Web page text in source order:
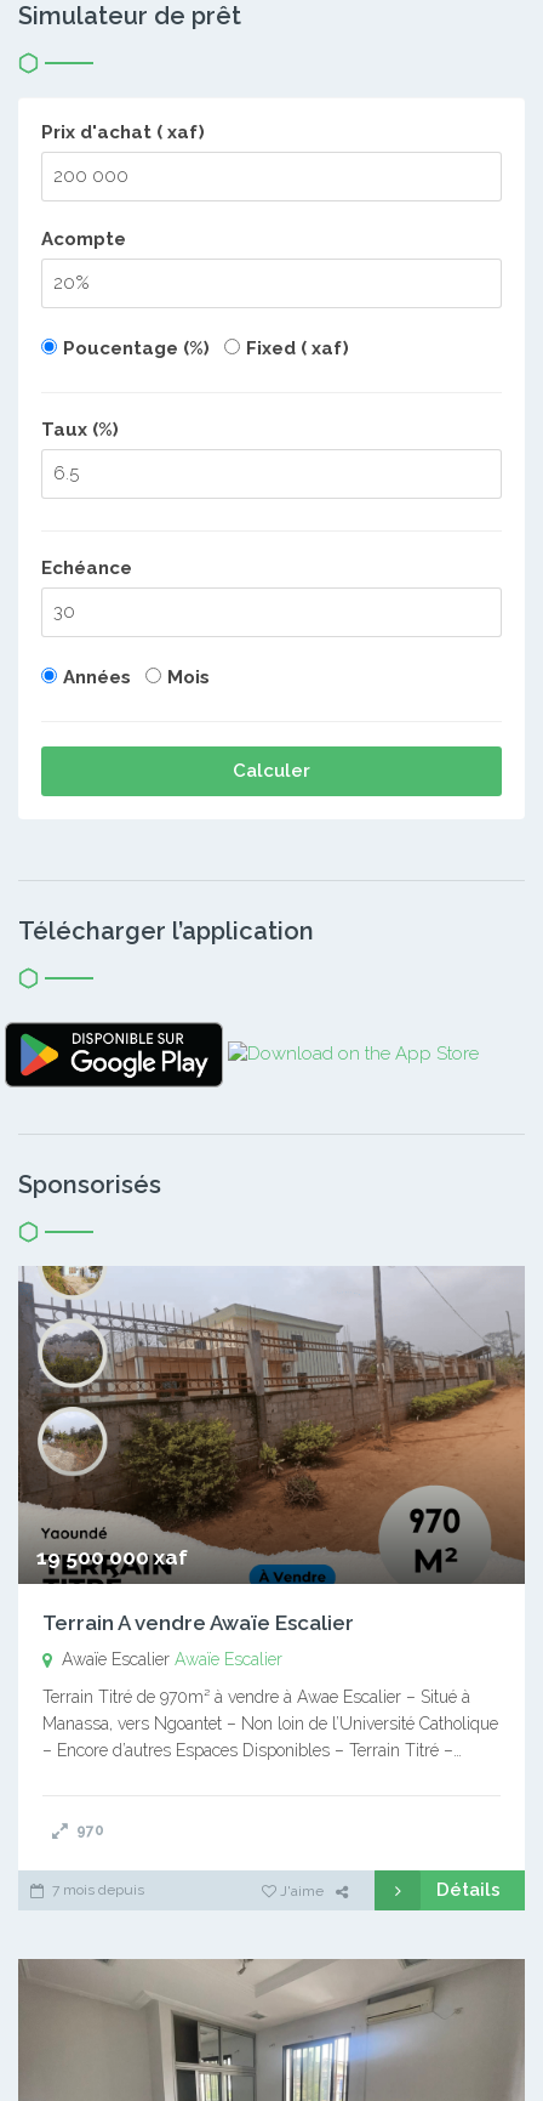
Simulateur de prêt
Prix d'achat ( xaf)
Acompte
Poucentage (%) Fixed ( xaf)
Taux (%)
Echéance
Années Mois
Calculer
Télécharger l’application
Sponsorisés
19 500 000 xaf
Terrain A vendre Awaïe Escalier
Awaïe Escalier Awaïe Escalier
Terrain Titré de 970m² à vendre à Awae Escalier – Situé à
Manassa, vers Ngoantet – Non loin de l’Université Catholique
– Encore d’autres Espaces Disponibles – Terrain Titré –…
970
7 mois depuis J'aime Détails